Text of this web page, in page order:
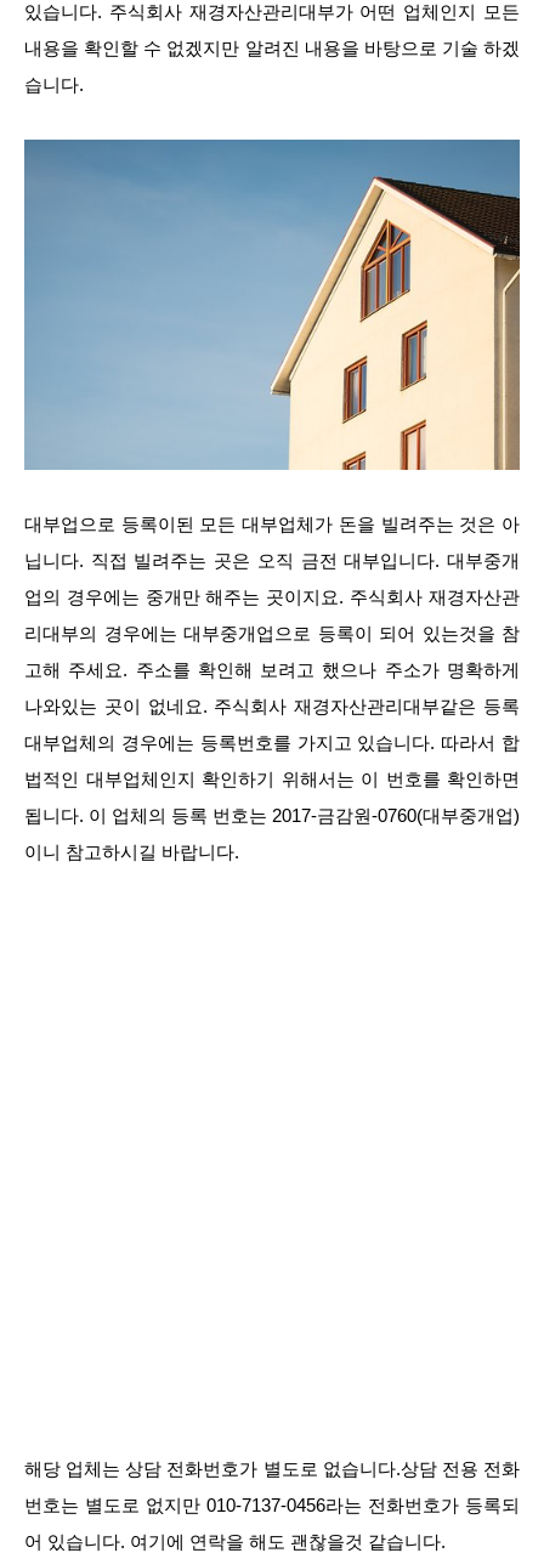
있습니다. 주식회사 재경자산관리대부가 어떤 업체인지 모든
내용을 확인할 수 없겠지만 알려진 내용을 바탕으로 기술 하겠
습니다.
대부업으로 등록이된 모든 대부업체가 돈을 빌려주는 것은 아
닙니다. 직접 빌려주는 곳은 오직 금전 대부입니다. 대부중개
업의 경우에는 중개만 해주는 곳이지요. 주식회사 재경자산관
리대부의 경우에는 대부중개업으로 등록이 되어 있는것을 참
고해 주세요. 주소를 확인해 보려고 했으나 주소가 명확하게
나와있는 곳이 없네요. 주식회사 재경자산관리대부같은 등록
대부업체의 경우에는 등록번호를 가지고 있습니다. 따라서 합
법적인 대부업체인지 확인하기 위해서는 이 번호를 확인하면
됩니다. 이 업체의 등록 번호는 2017-금감원-0760(대부중개업)
이니 참고하시길 바랍니다.
해당 업체는 상담 전화번호가 별도로 없습니다.상담 전용 전화
번호는 별도로 없지만 010-7137-0456라는 전화번호가 등록되
어 있습니다. 여기에 연락을 해도 괜찮을것 같습니다.